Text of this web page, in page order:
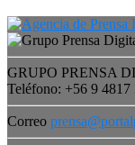
GRUPO PRENSA
Teléfono: +56 9 4817
Correo